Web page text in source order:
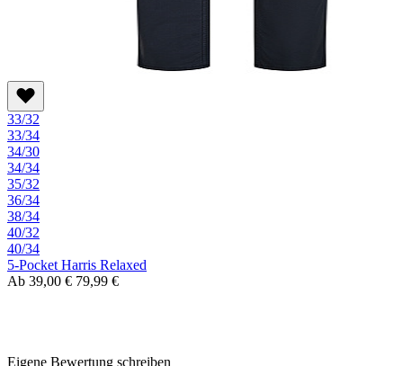
33/32
33/34
34/30
34/34
35/32
36/34
38/34
40/32
40/34
5-Pocket Harris Relaxed
Ab 39,00 € 79,99 €
Eigene Bewertung schreiben